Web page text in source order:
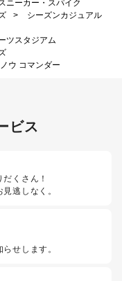
ニーカー・スパイク
>
シーズンカジュアル
ツスタジアム
ウ コマンダー
ビス
くさん！
逃しなく。
せします。